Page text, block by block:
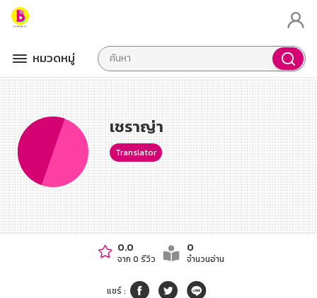
หมวดหมู่
เชราญ่า
Translator
0.0
จาก 0 รีวิว
0
จำนวนอ่าน
แชร์: